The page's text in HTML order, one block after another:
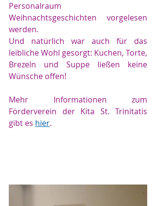
Personalraum
Weihnachtsgeschichten vorgelesen
werden.
Und natürlich war auch für das
leibliche Wohl gesorgt: Kuchen, Torte,
Brezeln und Suppe ließen keine
Wünsche offen!
Mehr Informationen zum
Förderverein der Kita St. Trinitatis
gibt es hier.